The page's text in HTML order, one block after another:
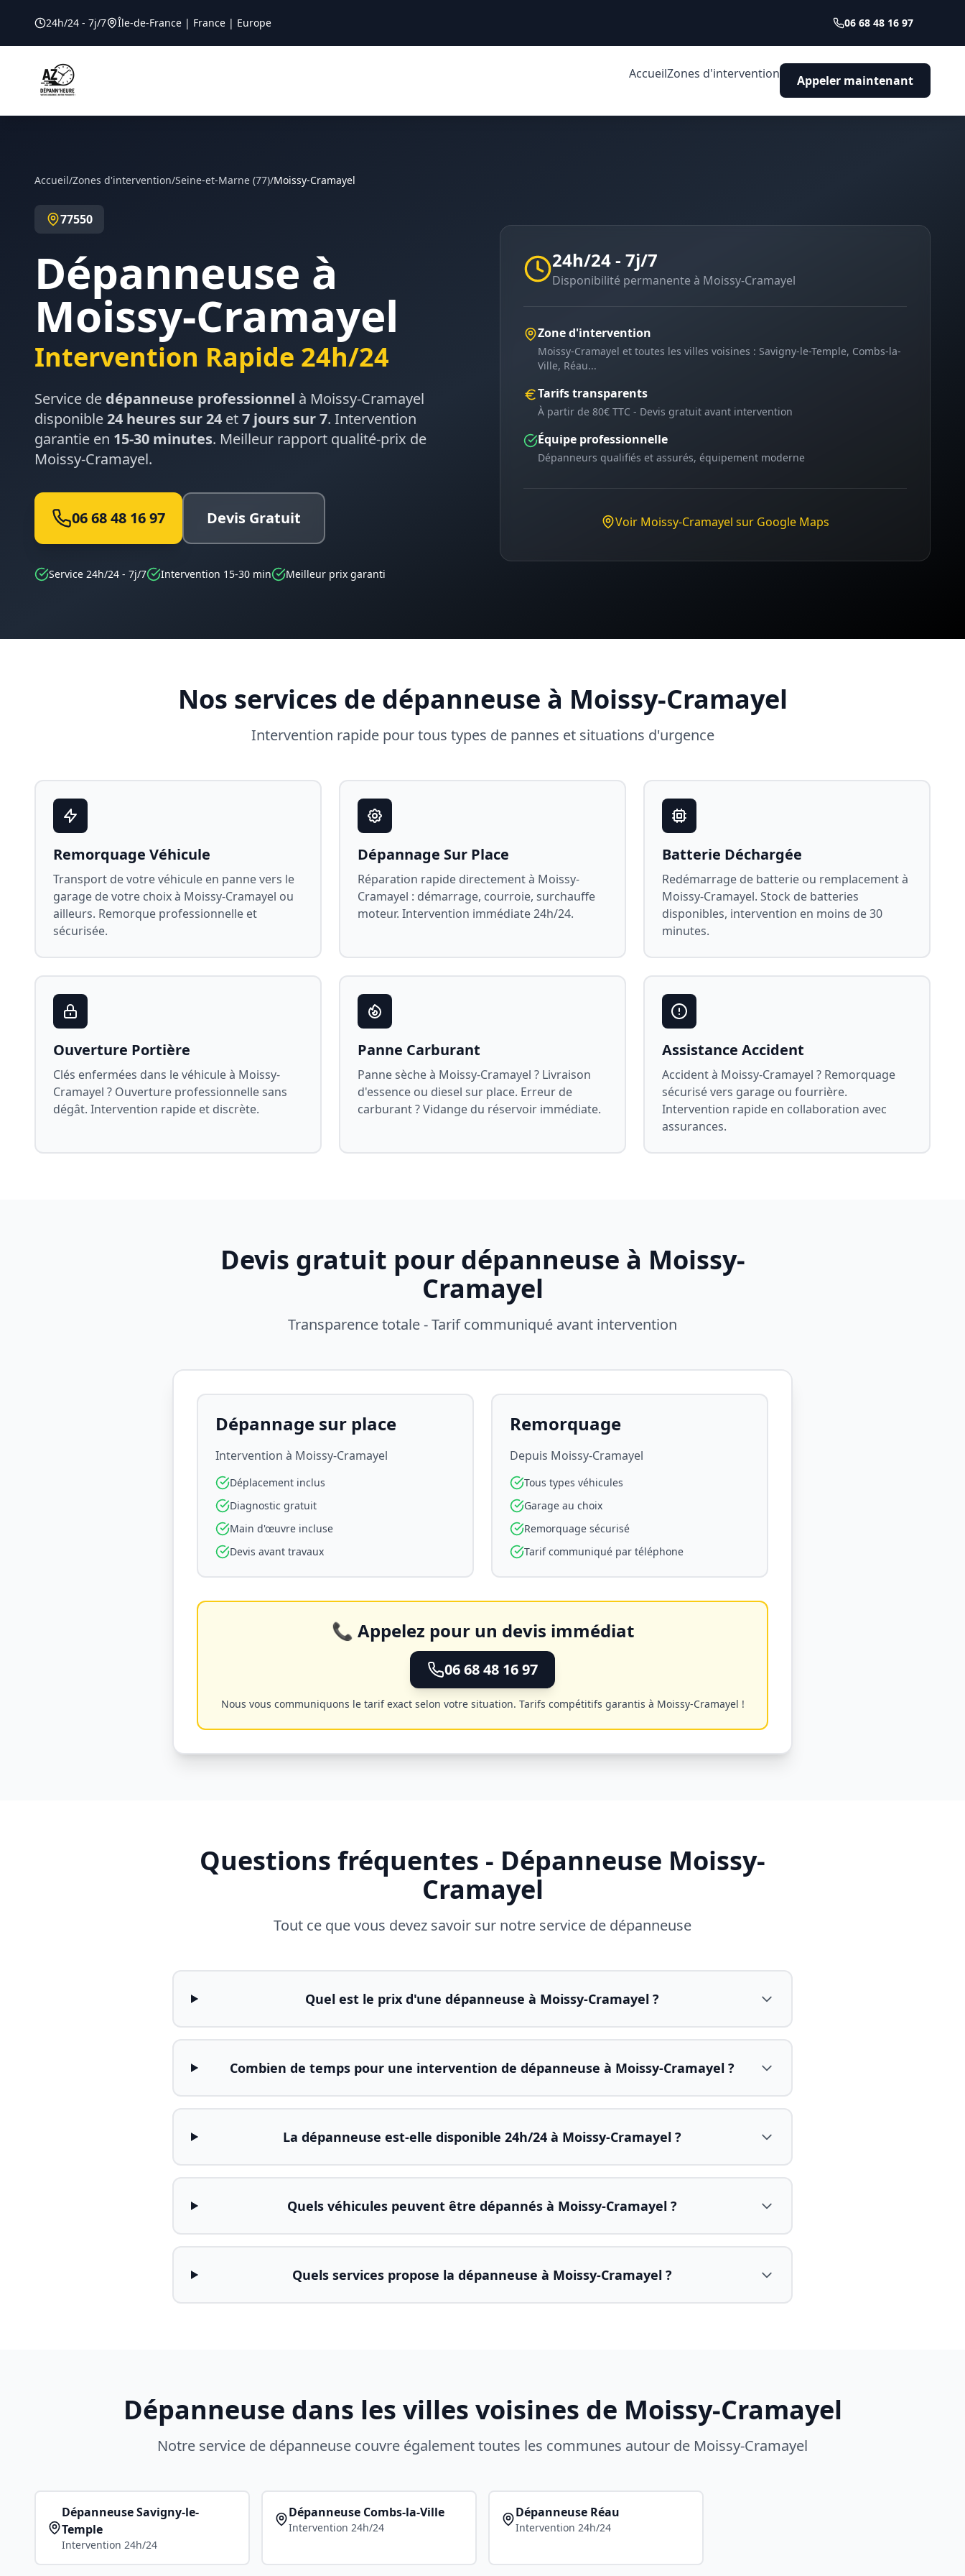
24h/24 - 7j/7 Île-de-France | France | Europe 06 68 48 16 97
AccueilZones d'intervention Appeler maintenant
Accueil/Zones d'intervention/Seine-et-Marne (77)/Moissy-Cramayel
77550
Dépanneuse à
Moissy-Cramayel
Intervention Rapide 24h/24
Service de dépanneuse professionnel à Moissy-Cramayel
disponible24 heures sur 24 et7 jours sur 7. Intervention
garantie en 15-30 minutes. Meilleur rapport qualité-prix de
Moissy-Cramayel.
06 68 48 16 97 Devis Gratuit
Service 24h/24 - 7j/7 Intervention 15-30 min Meilleur prix garanti
24h/24 - 7j/7
Disponibilité permanente à Moissy-Cramayel
Zone d'intervention
Moissy-Cramayel et toutes les villes voisines : Savigny-le-Temple, Combs-la-
Ville, Réau...
Tarifs transparents
À partir de 80€ TTC - Devis gratuit avant intervention
Équipe professionnelle
Dépanneurs qualifiés et assurés, équipement moderne
Voir Moissy-Cramayel sur Google Maps
Nos services de dépanneuse à Moissy-Cramayel
Intervention rapide pour tous types de pannes et situations d'urgence
Remorquage Véhicule
Transport de votre véhicule en panne vers le
garage de votre choix à Moissy-Cramayel ou
ailleurs. Remorque professionnelle et
sécurisée.
Dépannage Sur Place
Réparation rapide directement à Moissy-
Cramayel : démarrage, courroie, surchauffe
moteur. Intervention immédiate 24h/24.
Batterie Déchargée
Redémarrage de batterie ou remplacement à
Moissy-Cramayel. Stock de batteries
disponibles, intervention en moins de 30
minutes.
Ouverture Portière
Clés enfermées dans le véhicule à Moissy-
Cramayel ? Ouverture professionnelle sans
dégât. Intervention rapide et discrète.
Panne Carburant
Panne sèche à Moissy-Cramayel ? Livraison
d'essence ou diesel sur place. Erreur de
carburant ? Vidange du réservoir immédiate.
Assistance Accident
Accident à Moissy-Cramayel ? Remorquage
sécurisé vers garage ou fourrière.
Intervention rapide en collaboration avec
assurances.
Devis gratuit pour dépanneuse à Moissy-
Cramayel
Transparence totale - Tarif communiqué avant intervention
Dépannage sur place
Intervention à Moissy-Cramayel
Déplacement inclus
Diagnostic gratuit
Main d'œuvre incluse
Devis avant travaux
Remorquage
Depuis Moissy-Cramayel
Tous types véhicules
Garage au choix
Remorquage sécurisé
Tarif communiqué par téléphone
📞 Appelez pour un devis immédiat
06 68 48 16 97
Nous vous communiquons le tarif exact selon votre situation. Tarifs compétitifs garantis à Moissy-Cramayel !
Questions fréquentes - Dépanneuse Moissy-
Cramayel
Tout ce que vous devez savoir sur notre service de dépanneuse
Quel est le prix d'une dépanneuse à Moissy-Cramayel ?
Combien de temps pour une intervention de dépanneuse à Moissy-Cramayel ?
La dépanneuse est-elle disponible 24h/24 à Moissy-Cramayel ?
Quels véhicules peuvent être dépannés à Moissy-Cramayel ?
Quels services propose la dépanneuse à Moissy-Cramayel ?
Dépanneuse dans les villes voisines de Moissy-Cramayel
Notre service de dépanneuse couvre également toutes les communes autour de Moissy-Cramayel
DépanneuseSavigny-le-
Temple
Intervention 24h/24
Dépanneuse Combs-la-Ville
Intervention 24h/24
Dépanneuse Réau
Intervention 24h/24